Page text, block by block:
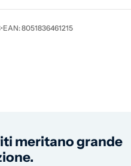
•EAN: 8051836461215
meritano grande